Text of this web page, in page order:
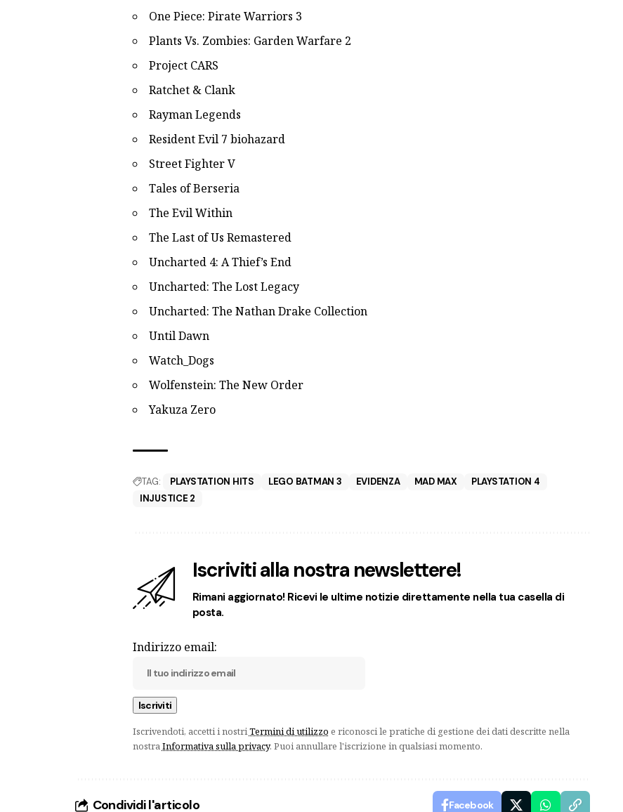
One Piece: Pirate Warriors 3
Plants Vs. Zombies: Garden Warfare 2
Project CARS
Ratchet & Clank
Rayman Legends
Resident Evil 7 biohazard
Street Fighter V
Tales of Berseria
The Evil Within
The Last of Us Remastered
Uncharted 4: A Thief’s End
Uncharted: The Lost Legacy
Uncharted: The Nathan Drake Collection
Until Dawn
Watch_Dogs
Wolfenstein: The New Order
Yakuza Zero
TAG: PLAYSTATION HITS LEGO BATMAN 3 EVIDENZA MAD MAX
PLAYSTATION 4
INJUSTICE 2
Iscriviti alla nostra newslettere!
Rimani aggiornato! Ricevi le ultime notizie direttamente nella tua casella di
posta.
Indirizzo email:
Iscrivendoti, accetti i nostriTermini di utilizzo e riconosci le pratiche di gestione dei dati descritte nella
nostraInformativa sulla privacy. Puoi annullare l'iscrizione in qualsiasi momento.
Condividi l'articolo Facebook